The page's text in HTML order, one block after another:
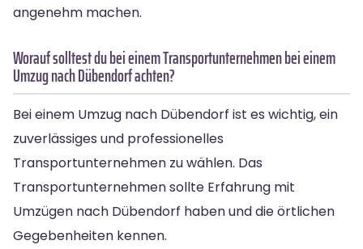
angenehm machen.
Worauf solltest du bei einem Transportunternehmen bei einem
Umzug nach Dübendorf achten?
Bei einem Umzug nach Dübendorf ist es wichtig, ein
zuverlässiges und professionelles
Transportunternehmen zu wählen. Das
Transportunternehmen sollte Erfahrung mit
Umzügen nach Dübendorf haben und die örtlichen
Gegebenheiten kennen.